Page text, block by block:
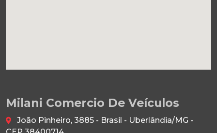
Milani Comercio De Veículos
João Pinheiro, 3885 - Brasil - Uberlândia/MG -